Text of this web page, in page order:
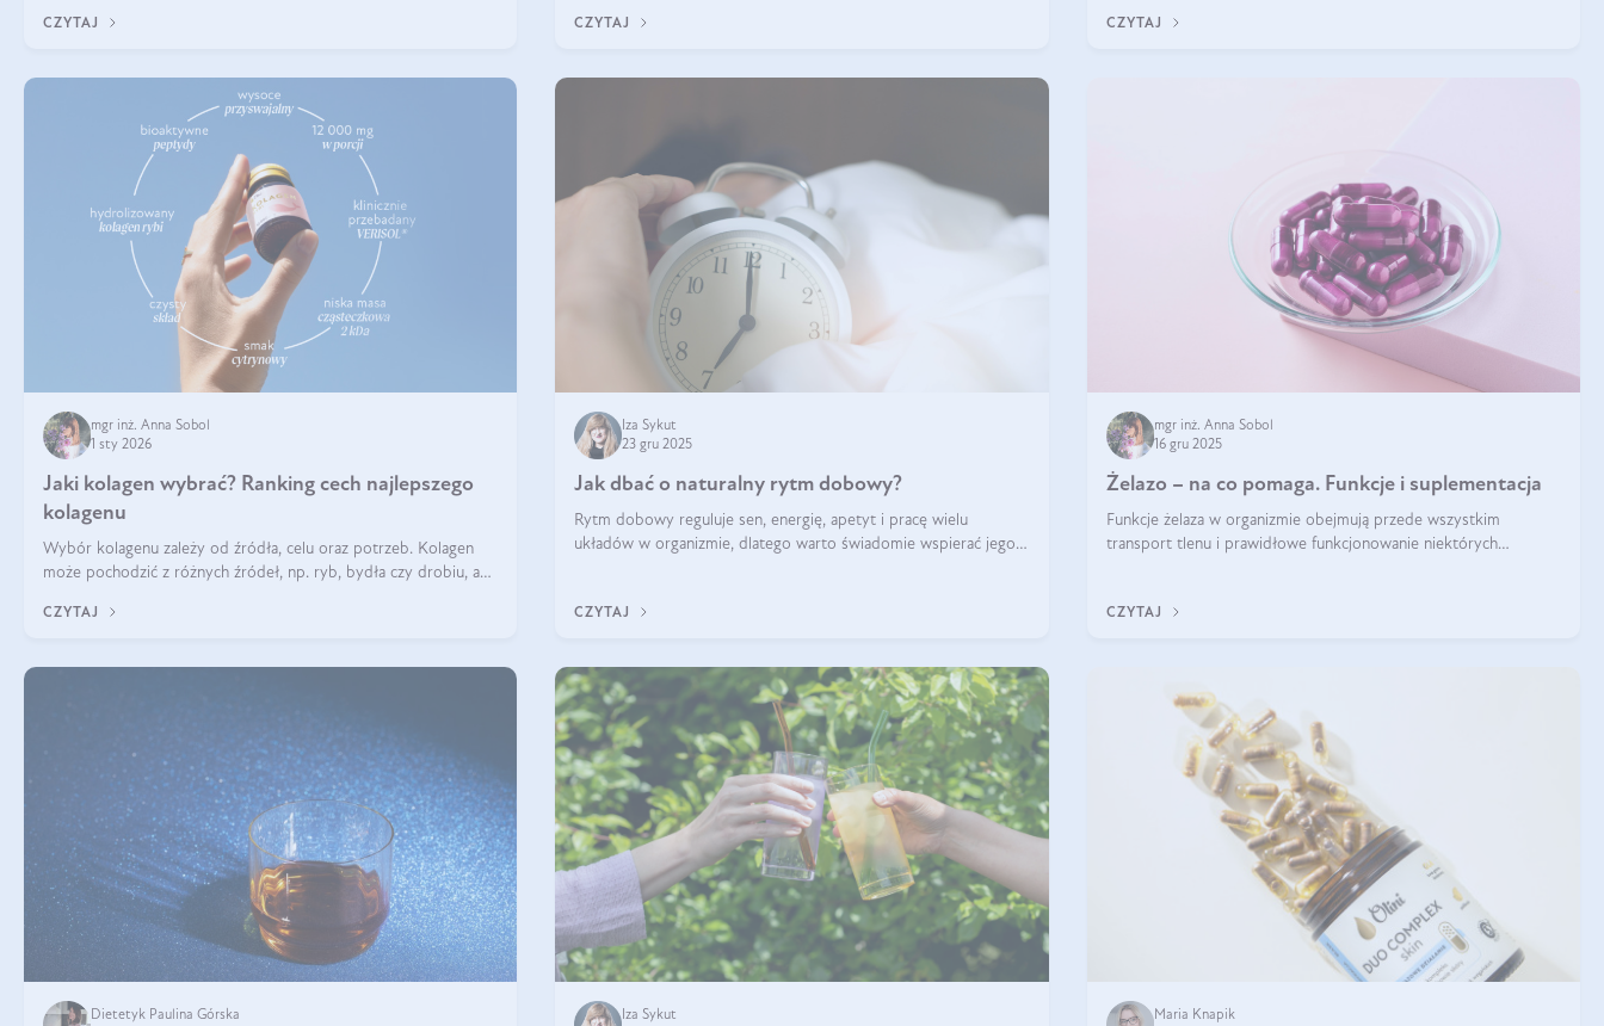
krzepliwość krwi oraz mineralizację kości.
CZYTAJ
skóry, bóle stawów, łamliwość paznokci oraz osłabienie włosów.
CZYTAJ
regularnością stosowania.
CZYTAJ
mgr inż. Anna Sobol
1 sty 2026
Jaki kolagen wybrać? Ranking cech najlepszego
kolagenu
Wybór kolagenu zależy od źródła, celu oraz potrzeb. Kolagen
może pochodzić z różnych źródeł, np. ryb, bydła czy drobiu, a
sprawdza się kolagen rybi, a dla wspierania stawów — kolagen
CZYTAJ
Iza Sykut
23 gru 2025
Jak dbać o naturalny rytm dobowy?
Rytm dobowy reguluje sen, energię, apetyt i pracę wielu
układów w organizmie, dlatego warto świadomie wspierać jego
CZYTAJ
mgr inż. Anna Sobol
16 gru 2025
Żelazo – na co pomaga. Funkcje i suplementacja
Funkcje żelaza w organizmie obejmują przede wszystkim
transport tlenu i prawidłowe funkcjonowanie niektórych
etapie życia.
CZYTAJ
Dietetyk Paulina Górska
Iza Sykut
Maria Knapik